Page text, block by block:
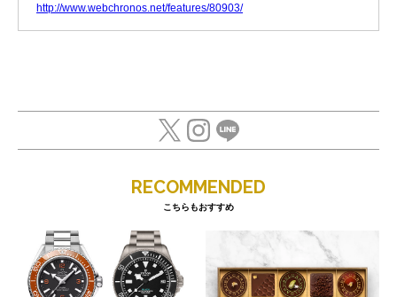
http://www.webchronos.net/features/80903/
RECOMMENDED
こちらもおすすめ